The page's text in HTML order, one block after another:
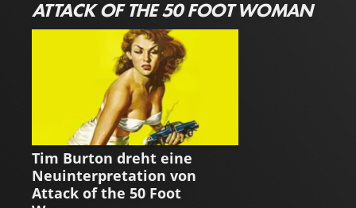
ATTACK OF THE 50 FOOT WOMAN
ATTACK OF THE 50 FOOT
WOMAN
Tim Burton dreht eine
Neuinterpretation von
Attack of the 50 Foot